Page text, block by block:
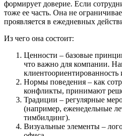
формирует доверие. Если
тоже ее часть. Она не
проявляется в ежедневных
Из чего она состоит:
Ценности – базовые
что важно для компании.
клиентоориентированность
Нормы поведения – как
конфликты, принимают
Традиции – регулярные
(например, еженедельные
тимбилдинг).
Визуальные элементы –